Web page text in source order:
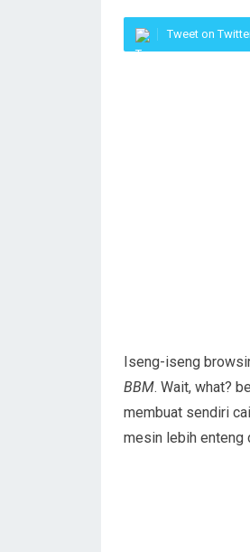
Tweet on
Iseng-iseng
BBM. Wait, what?
membuat sendiri
mesin lebih enteng